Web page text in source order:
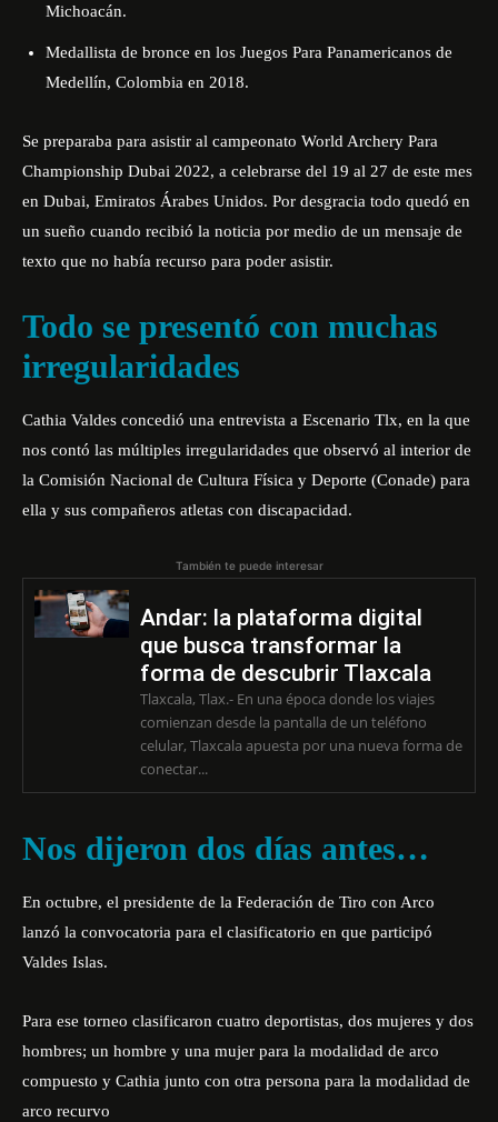
Michoacán.
Medallista de bronce en los Juegos Para Panamericanos de
Medellín, Colombia en 2018.
Se preparaba para asistir al campeonato World Archery Para
Championship Dubai 2022, a celebrarse del 19 al 27 de este mes
en Dubai, Emiratos Árabes Unidos. Por desgracia todo quedó en
un sueño cuando recibió la noticia por medio de un mensaje de
texto que no había recurso para poder asistir.
Todo se presentó con muchas
irregularidades
Cathia Valdes concedió una entrevista a Escenario Tlx, en la que
nos contó las múltiples irregularidades que observó al interior de
la Comisión Nacional de Cultura Física y Deporte (Conade) para
ella y sus compañeros atletas con discapacidad.
También te puede interesar
Andar: la plataforma digital
que busca transformar la
forma de descubrir Tlaxcala
Tlaxcala, Tlax.- En una época donde los viajes
comienzan desde la pantalla de un teléfono
celular, Tlaxcala apuesta por una nueva forma de
conectar...
Nos dijeron dos días antes…
En octubre, el presidente de la Federación de Tiro con Arco
lanzó la convocatoria para el clasificatorio en que participó
Valdes Islas.
Para ese torneo clasificaron cuatro deportistas, dos mujeres y dos
hombres; un hombre y una mujer para la modalidad de arco
compuesto y Cathia junto con otra persona para la modalidad de
arco recurvo